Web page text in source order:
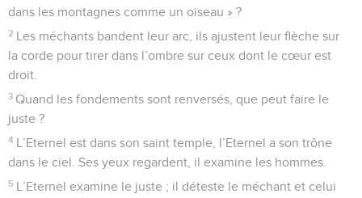
dans les montagnes comme un oiseau » ?
2 Les méchants bandent leur arc, ils ajustent leur flèche sur
la corde pour tirer dans l’ombre sur ceux dont le cœur est
droit.
3 Quand les fondements sont renversés, que peut faire le
juste ?
4 L’Eternel est dans son saint temple, l’Eternel a son trône
dans le ciel. Ses yeux regardent, il examine les hommes.
5 L’Eternel examine le juste ; il déteste le méchant et celui